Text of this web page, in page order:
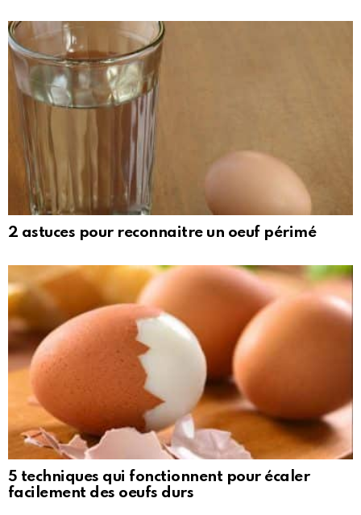
2 astuces pour reconnaitre un oeuf périmé
5 techniques qui fonctionnent pour écaler
facilement des oeufs durs